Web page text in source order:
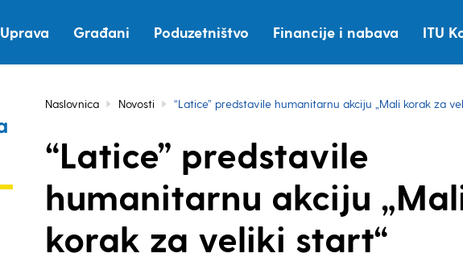
Uprava Građani Poduzetništvo Financije i nabava ITU
Naslovnica Novosti “Latice” predstavile humanitarnu akciju „Mali korak za
“Latice” predstavile
humanitarnu akciju
korak za veliki start“